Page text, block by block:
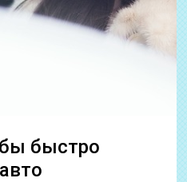
быстро